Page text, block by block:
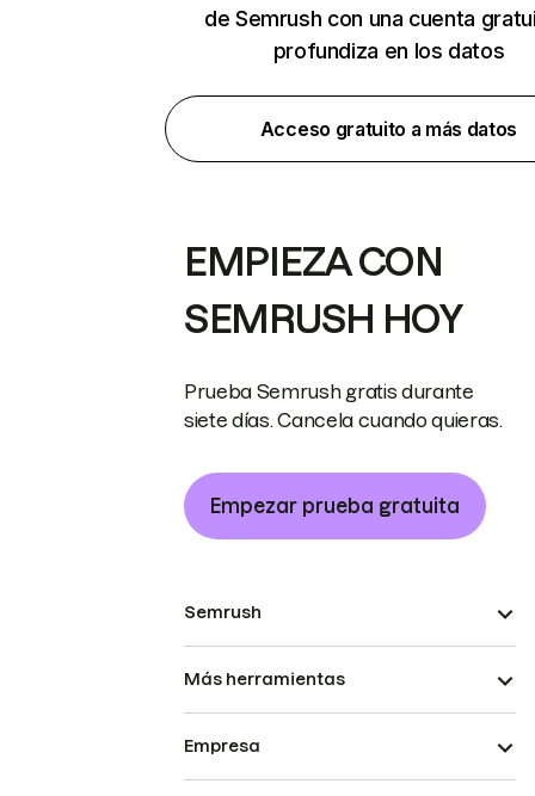
de Semrush con una cuenta
profundiza en los datos
Acceso gratuito a más datos
EMPIEZA CON
SEMRUSH HOY
Prueba Semrush gratis durante
siete días. Cancela cuando quieras.
Empezar prueba gratuita
Semrush
Más herramientas
Empresa